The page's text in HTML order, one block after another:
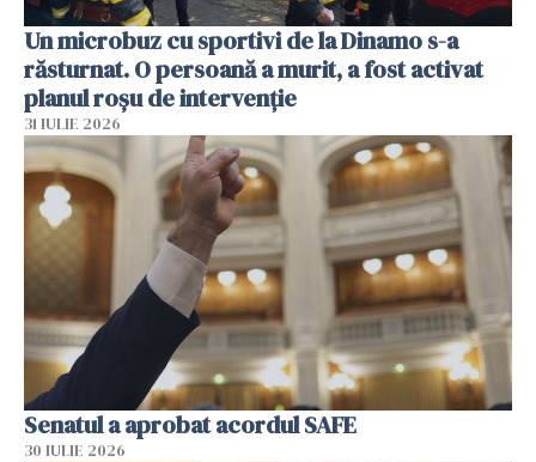
Un microbuz cu sportivi de la Dinamo s-a
răsturnat. O persoană a murit, a fost activat
planul roșu de intervenție
31 IULIE 2026
Senatul a aprobat acordul SAFE
30 IULIE 2026